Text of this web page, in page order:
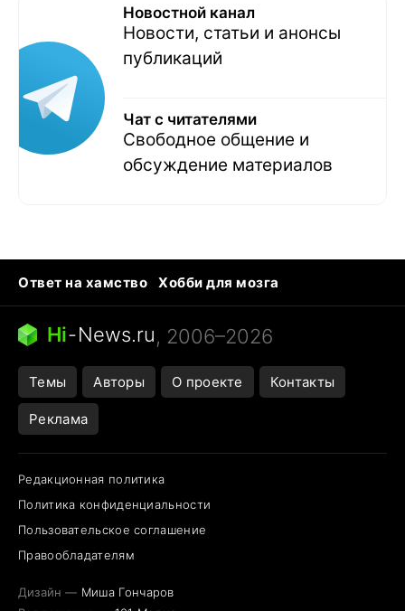
Новостной канал
Новости, статьи и анонсы
публикаций
Чат с читателями
Свободное общение и
обсуждение материалов
Ответ на хамство
Хобби для мозга
Бензин 100 vs 95
Тунцы в океанариуме
Следующая пандемия
Hi-News.ru, 2006–2026
Темы Авторы О проекте Контакты
Реклама
Редакционная политика
Политика конфиденциальности
Пользовательское соглашение
Правообладателям
Дизайн — Миша Гончаров